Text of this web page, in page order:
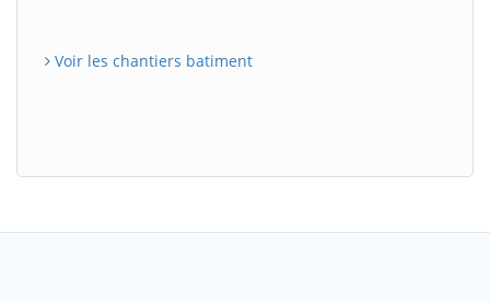
Voir les chantiers batiment